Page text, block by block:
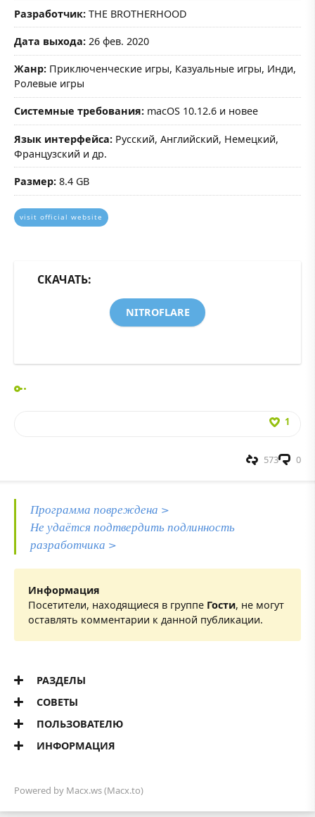
Разработчик: THE BROTHERHOOD
Дата выхода: 26 фев. 2020
Жанр: Приключенческие игры, Казуальные игры, Инди,
Ролевые игры
Системные требования: macOS 10.12.6 и новее
Язык интерфейса: Русский, Английский, Немецкий,
Французский и др.
Размер: 8.4 GB
visit official website
СКАЧАТЬ:
NITROFLARE
1
0
573
Программа повреждена >
Не удаётся подтвердить подлинность
разработчика >
Информация
Посетители, находящиеся в группе Гости, не могут
оставлять комментарии к данной публикации.
РАЗДЕЛЫ
СОВЕТЫ
ПОЛЬЗОВАТЕЛЮ
ИНФОРМАЦИЯ
Powered by Macx.ws(Macx.to)